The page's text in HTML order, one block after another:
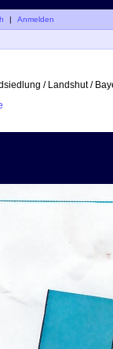
| Anmelden
/ Landshut /